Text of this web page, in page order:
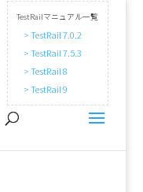
TestRailマニュアル一覧
> TestRail 7.0.2
> TestRail 7.5.3
> TestRail 8
> TestRail 9